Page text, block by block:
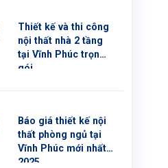
Thiết kế và thi công
nội thất nhà 2 tầng
tại Vĩnh Phúc trọn
gói
Báo giá thiết kế nội
thất phòng ngủ tại
Vĩnh Phúc mới nhất
2025